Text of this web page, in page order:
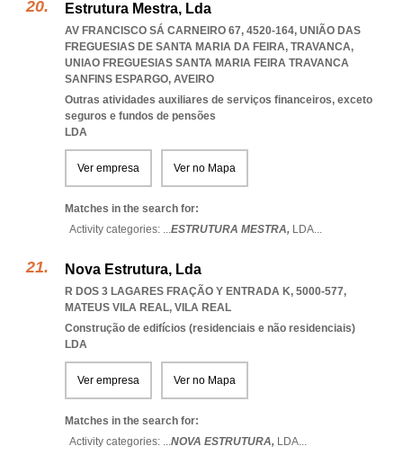
Estrutura Mestra, Lda
AV FRANCISCO SÁ CARNEIRO 67, 4520-164, UNIÃO DAS
FREGUESIAS DE SANTA MARIA DA FEIRA, TRAVANCA,
UNIAO FREGUESIAS SANTA MARIA FEIRA TRAVANCA
SANFINS ESPARGO, AVEIRO
Outras atividades auxiliares de serviços financeiros, exceto
seguros e fundos de pensões
LDA
Ver empresa Ver no Mapa
Matches in the search for:
Activity categories: ...ESTRUTURA MESTRA, LDA...
Nova Estrutura, Lda
R DOS 3 LAGARES FRAÇÃO Y ENTRADA K, 5000-577,
MATEUS VILA REAL, VILA REAL
Construção de edifícios (residenciais e não residenciais)
LDA
Ver empresa Ver no Mapa
Matches in the search for:
Activity categories: ...NOVA ESTRUTURA, LDA...